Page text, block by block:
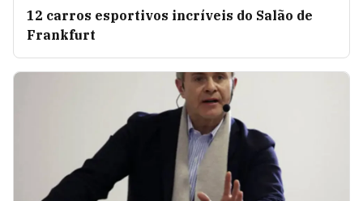
12 carros esportivos incríveis do Salão de
Frankfurt